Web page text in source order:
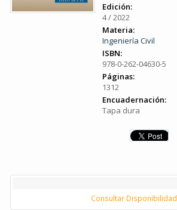
Edición:
4 / 2022
Materia:
Ingeniería Civil
ISBN:
978-0-262-04630-5
Páginas:
1312
Encuadernación:
Tapa dura
Consultar Disponibilidad